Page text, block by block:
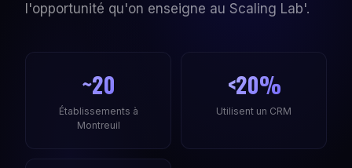
l'opportunité qu'on enseigne au Scaling Lab'.
~20
Établissements à
Montreuil
<20%
Utilisent un CRM